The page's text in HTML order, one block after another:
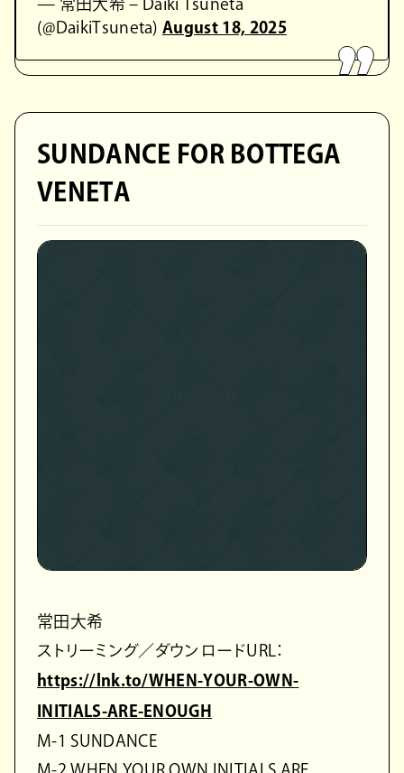
— 常田大希 – Daiki Tsuneta
(@DaikiTsuneta) August 18, 2025
SUNDANCE FOR BOTTEGA
VENETA
常田大希
ストリーミング／ダウンロードURL：
https://lnk.to/WHEN-YOUR-OWN-
INITIALS-ARE-ENOUGH
M-1 SUNDANCE
M-2 WHEN YOUR OWN INITIALS ARE